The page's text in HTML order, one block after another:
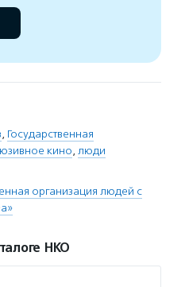
, Государственная
кино, люди
организация людей с
НКО